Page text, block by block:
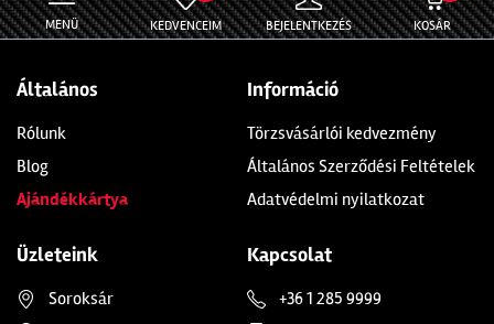
MENÜ KEDVENCEIM BEJELENTKEZÉS KOSÁR
Általános
Rólunk
Blog
Ajándékkártya
Információ
Törzsvásárlói kedvezmény
Általános Szerződési Feltételek
Adatvédelmi nyilatkozat
Üzleteink
Soroksár
Kapcsolat
+36 1 285 9999